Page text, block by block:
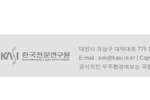
대전시 유성구 대덕대로 776
E-mail : sos@kasi.re.kr |
공식적인 우주환경예보는 국